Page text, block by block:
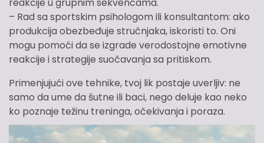
reakcije u grupnim sekvencama.
– Rad sa sportskim psihologom ili konsultantom: ako
produkcija obezbeđuje stručnjaka, iskoristi to. Oni
mogu pomoći da se izgrade verodostojne emotivne
reakcije i strategije suočavanja sa pritiskom.
Primenjujući ove tehnike, tvoj lik postaje uverljiv: ne
samo da ume da šutne ili baci, nego deluje kao neko
ko poznaje težinu treninga, očekivanja i poraza.